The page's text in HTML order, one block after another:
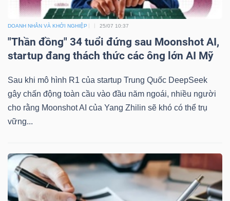
DOANH NHÂN VÀ KHỞI NGHIỆP 25/07 10:37
"Thần đồng" 34 tuổi đứng sau Moonshot AI,
startup đang thách thức các ông lớn AI Mỹ
Sau khi mô hình R1 của startup Trung Quốc DeepSeek
gây chấn động toàn cầu vào đầu năm ngoái, nhiều người
cho rằng Moonshot AI của Yang Zhilin sẽ khó có thể trụ
vững...